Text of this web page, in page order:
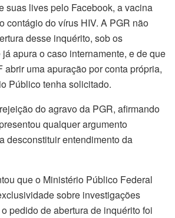
suas lives pelo Facebook, a vacina
contágio do vírus HIV. A PGR não
desse inquérito, sob os
apura o caso internamente, e de que
abrir uma apuração por conta própria,
Público tenha solicitado.
do agravo da PGR, afirmando
qualquer argumento
desconstituir entendimento da
que o Ministério Público Federal
sobre investigações
pedido de abertura de inquérito foi